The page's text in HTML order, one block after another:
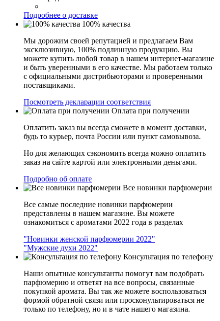
Подробнее о доставке
100% качества
Мы дорожим своей репутацией и предлагаем Вам
эксклюзивную, 100% подлинную продукцию. Вы
можете купить любой товар в нашем интернет-магазине
и быть уверенными в его качестве. Мы работаем только
с официальными дистрибьюторами и проверенными
поставщиками.
Посмотреть декларации соответствия
Оплата при получении
Оплатить заказ вы всегда сможете в момент доставки,
будь то курьер, почта России или пункт самовывоза.
Но для желающих сэкономить всегда можно оплатить
заказ на сайте картой или электронными деньгами.
Подробно об оплате
Все новинки парфюмерии
Все самые последние новинки парфюмерии
представлены в нашем магазине. Вы можете
ознакомиться с ароматами 2022 года в разделах
"Новинки женской парфюмерии 2022"
"Мужские духи 2022"
Консультация по телефону
Наши опытные консультанты помогут вам подобрать
парфюмерию и ответят на все вопросы, связанные
покупкой аромата. Вы так же можете воспользоваться
формой обратной связи или просконультироваться не
только по телефону, но и в чате нашего магазина.